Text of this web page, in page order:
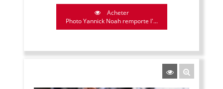
Acheter
Photo Yannick Noah remporte l'...